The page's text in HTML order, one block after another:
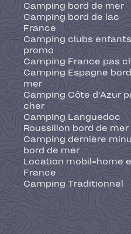
Camping bord de mer
Camping bord de lac
France
Camping clubs
promo
Camping France pas
Camping Espagne
mer
Camping Côte d'Azur
cher
Camping Languedoc
Roussillon bord de mer
Camping dernière
bord de mer
Location mobil-home
France
Camping Traditionnel